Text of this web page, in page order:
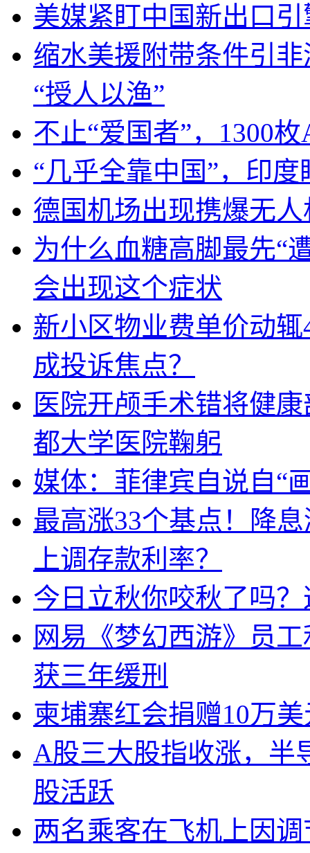
美媒紧盯中国新出口
缩水美援附带条件引
“授人以渔”
不止“爱国者”，1300
“几乎全靠中国”，印
德国机场出现携爆无
为什么血糖高脚最先“
会出现这个症状
新小区物业费单价动
成投诉焦点？
医院开颅手术错将健
都大学医院鞠躬
媒体：菲律宾自说自“
最高涨33个基点！降
上调存款利率？
今日立秋你咬秋了吗
网易《梦幻西游》员
获三年缓刑
柬埔寨红会捐赠10万
A股三大股指收涨，半
股活跃
两名乘客在飞机上因